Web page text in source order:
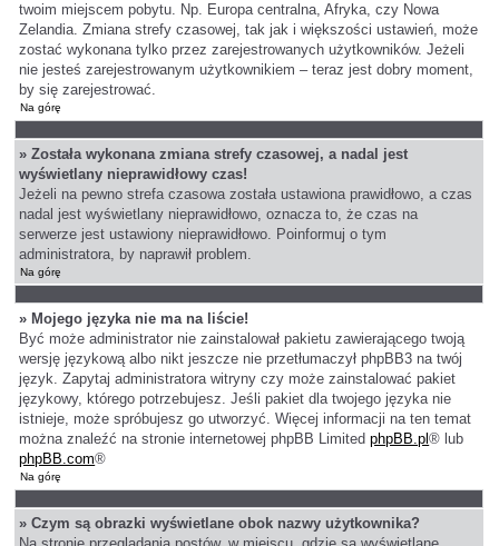
twoim miejscem pobytu. Np. Europa centralna, Afryka, czy Nowa
Zelandia. Zmiana strefy czasowej, tak jak i większości ustawień, może
zostać wykonana tylko przez zarejestrowanych użytkowników. Jeżeli
nie jesteś zarejestrowanym użytkownikiem – teraz jest dobry moment,
by się zarejestrować.
Na górę
» Została wykonana zmiana strefy czasowej, a nadal jest
wyświetlany nieprawidłowy czas!
Jeżeli na pewno strefa czasowa została ustawiona prawidłowo, a czas
nadal jest wyświetlany nieprawidłowo, oznacza to, że czas na
serwerze jest ustawiony nieprawidłowo. Poinformuj o tym
administratora, by naprawił problem.
Na górę
» Mojego języka nie ma na liście!
Być może administrator nie zainstalował pakietu zawierającego twoją
wersję językową albo nikt jeszcze nie przetłumaczył phpBB3 na twój
język. Zapytaj administratora witryny czy może zainstalować pakiet
językowy, którego potrzebujesz. Jeśli pakiet dla twojego języka nie
istnieje, może spróbujesz go utworzyć. Więcej informacji na ten temat
można znaleźć na stronie internetowej phpBB LimitedphpBB.pl® lub
phpBB.com®
Na górę
» Czym są obrazki wyświetlane obok nazwy użytkownika?